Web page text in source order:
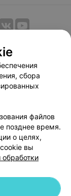
договор
оплаты
сбора
файлов
позднее время.
о целях,
вы
обработки